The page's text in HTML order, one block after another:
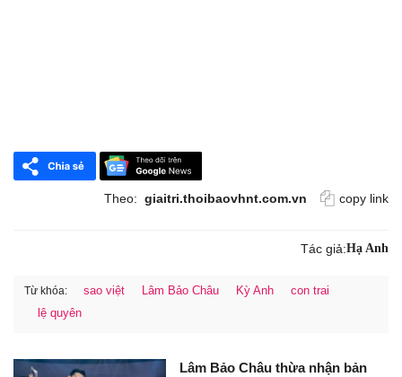
Theo: giaitri.thoibaovhnt.com.vn copy link
Tác giả:Hạ Anh
Từ khóa: sao việt Lâm Bảo Châu Kỳ Anh
con trai
lệ quyên
Lâm Bảo Châu thừa nhận bản